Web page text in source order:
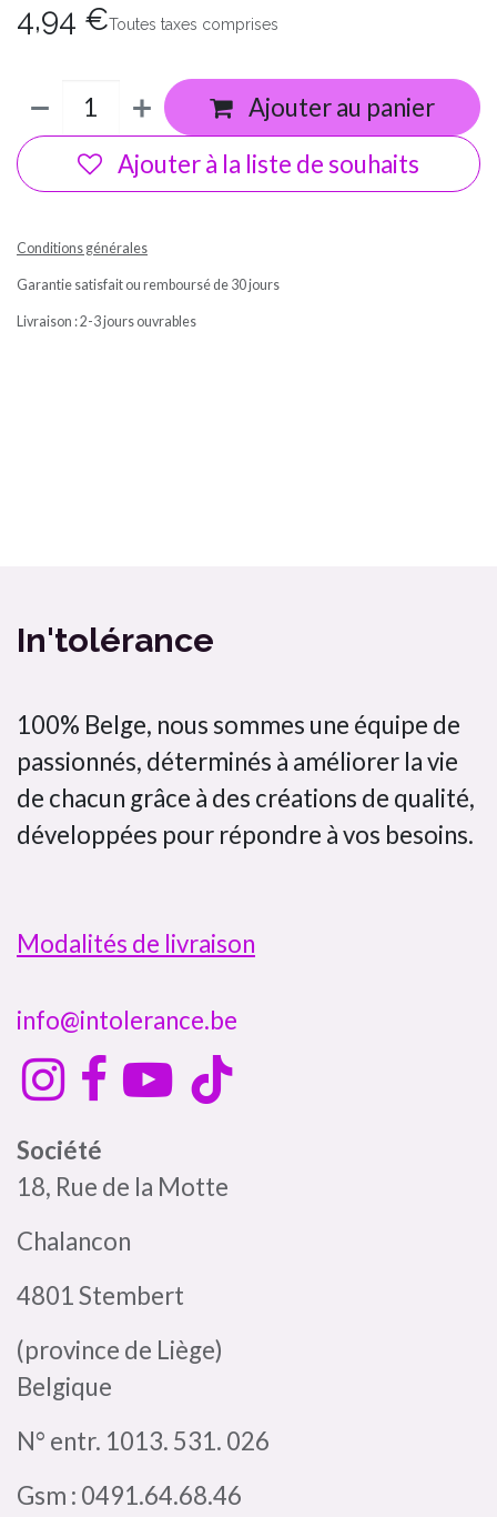
4,94 €Toutes taxes comprises
Ajouter au panier
Ajouter à la liste de souhaits
Conditions générales
Garantie satisfait ou remboursé de 30 jours
Livraison : 2-3 jours ouvrables
In'tolérance
100% Belge, nous sommes une équipe de
passionnés, déterminés à améliorer la vie
de chacun grâce à des créations de qualité,
développées pour répondre à vos besoins.
Modalités de livraison
info@intolerance.be
Société
18, Rue de la Motte
Chalancon
4801 Stembert
(province de Liège)
Belgique
N° entr. 1013. 531. 026
Gsm : 0491.64.68.46